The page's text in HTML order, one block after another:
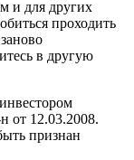
и для других
проходить
в другую
от 12.03.2008.
признан